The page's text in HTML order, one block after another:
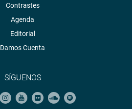
Contrastes
Agenda
Editorial
Damos Cuenta
SÍGUENOS